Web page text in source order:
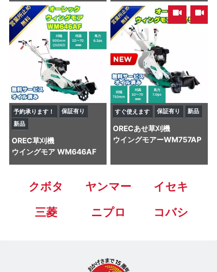
予約承ります！
保証有り
新品
OREC草刈機
ウイングモア WM646AF
すぐ使えます 保証有り 新品
ORECあせ草刈機
ウイングモアーWM757AP
クボタ ヤンマー
イセキ
三菱
ニプロ コバシ